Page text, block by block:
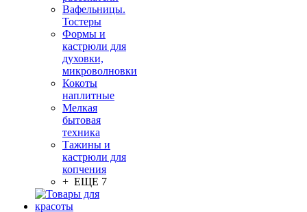
Вафельницы.
Тостеры
Формы и
кастрюли для
духовки,
микроволновки
Кокоты
наплитные
Мелкая
бытовая
техника
Тажины и
кастрюли для
копчения
+ ЕЩЕ 7